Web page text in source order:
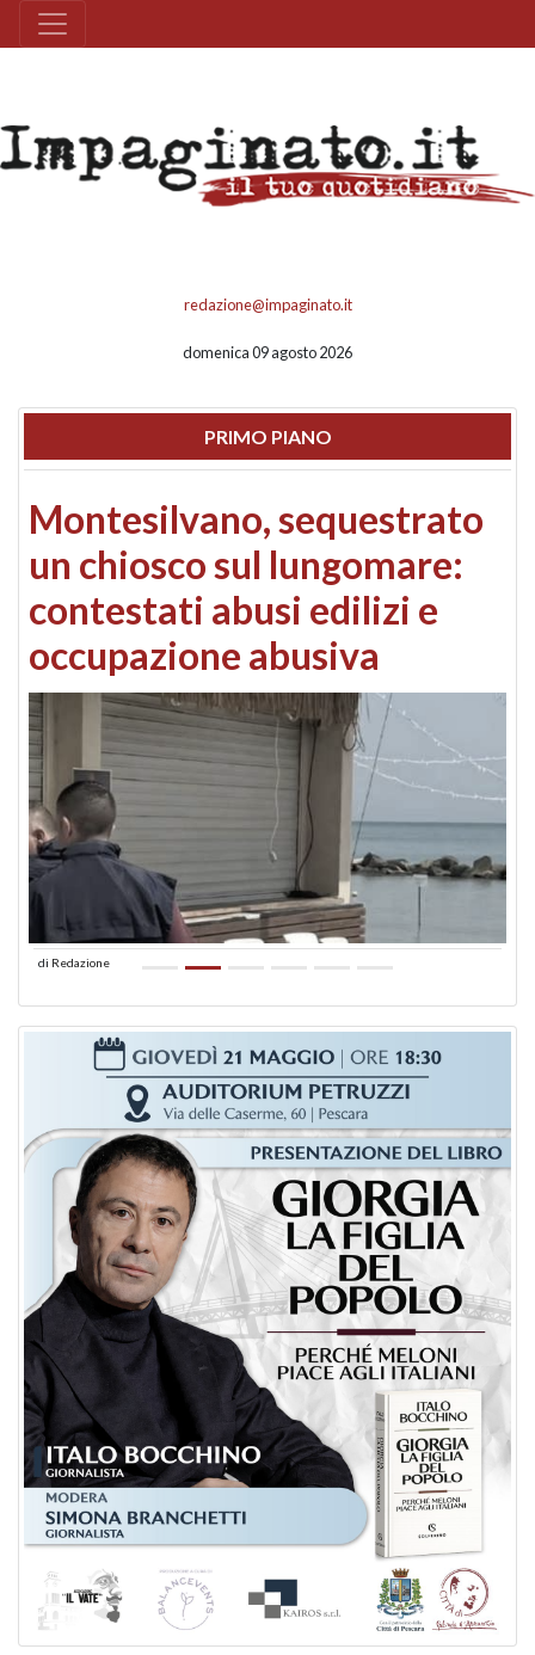
redazione@impaginato.it
domenica 09 agosto 2026
PRIMO PIANO
Montesilvano, sequestrato
un chiosco sul lungomare:
contestati abusi edilizi e
occupazione abusiva
di Redazione